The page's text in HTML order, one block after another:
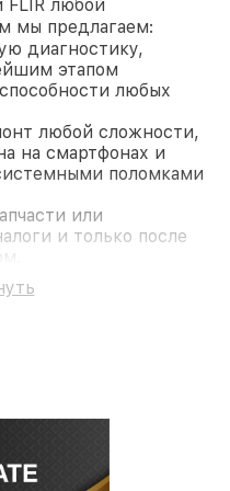
FLIR любой
мы предлагаем:
диагностику,
этапом
любых
любой сложности,
на смартфонах и
поломками
или
и только после
комплектующие
гарантия. В случае
и